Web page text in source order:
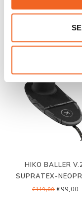
HIKO BALLER
SUPRATEX-
€119,00 €99,00